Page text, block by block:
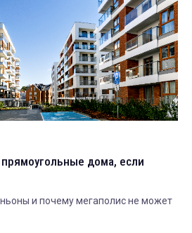
дома, если
и почему мегаполис не может